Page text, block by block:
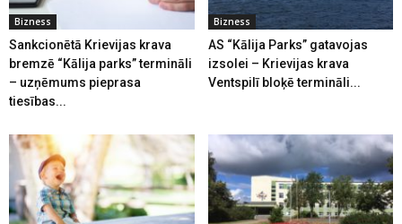
Bizness
Sankcionētā Krievijas krava
bremzē “Kālija parks” termināli
– uzņēmums pieprasa
tiesības...
Bizness
AS “Kālija Parks” gatavojas
izsolei – Krievijas krava
Ventspilī bloķē termināli...